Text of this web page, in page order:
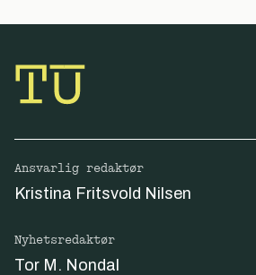
Ansvarlig redaktør
Kristina Fritsvold Nilsen
Nyhetsredaktør
Tor M. Nondal